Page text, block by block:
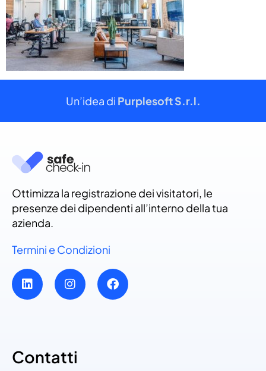
Un’idea di Purplesoft S.r.l.
Ottimizza la registrazione dei visitatori, le
presenze dei dipendenti all’interno della tua
azienda.
Termini e Condizioni
Contatti